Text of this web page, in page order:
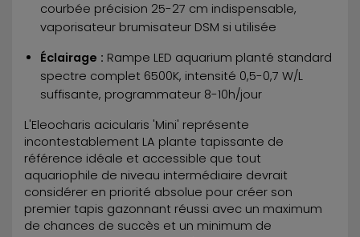
courbée précision 25-27 cm indispensable,
vaporisateur brumisateur DSM si utilisée
Éclairage : Rampe LED aquarium planté standard
spectre complet 6500K, intensité 0,5-0,7 W/L
suffisante, programmateur 8-10h/jour
L'Eleocharis acicularis 'Mini' représente
incontestablement LA plante tapissante de
référence idéale et accessible que tout
aquariophile de niveau intermédiaire devrait
considérer en priorité absolue pour créer son
premier tapis gazonnant réussi avec un maximum
de chances de succès et un minimum de